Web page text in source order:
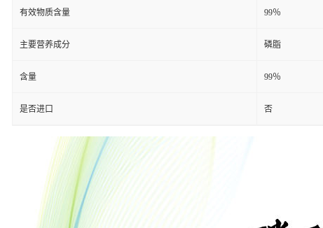
有效物质含量 99％
主要营养成分 磷脂
含量 99％
是否进口 否